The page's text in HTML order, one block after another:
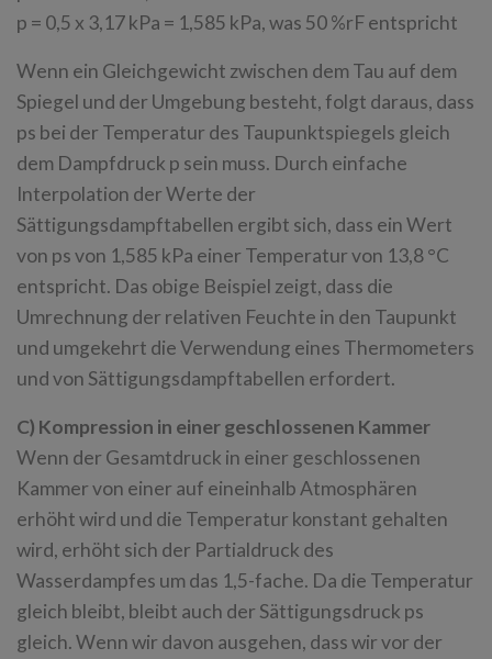
p = 0,5 x 3,17 kPa = 1,585 kPa, was 50 %rF entspricht
Wenn ein Gleichgewicht zwischen dem Tau auf dem
Spiegel und der Umgebung besteht, folgt daraus, dass
ps bei der Temperatur des Taupunktspiegels gleich
dem Dampfdruck p sein muss. Durch einfache
Interpolation der Werte der
Sättigungsdampftabellen ergibt sich, dass ein Wert
von ps von 1,585 kPa einer Temperatur von 13,8 °C
entspricht. Das obige Beispiel zeigt, dass die
Umrechnung der relativen Feuchte in den Taupunkt
und umgekehrt die Verwendung eines Thermometers
und von Sättigungsdampftabellen erfordert.
C) Kompression in einer geschlossenen Kammer
Wenn der Gesamtdruck in einer geschlossenen
Kammer von einer auf eineinhalb Atmosphären
erhöht wird und die Temperatur konstant gehalten
wird, erhöht sich der Partialdruck des
Wasserdampfes um das 1,5-fache. Da die Temperatur
gleich bleibt, bleibt auch der Sättigungsdruck ps
gleich. Wenn wir davon ausgehen, dass wir vor der